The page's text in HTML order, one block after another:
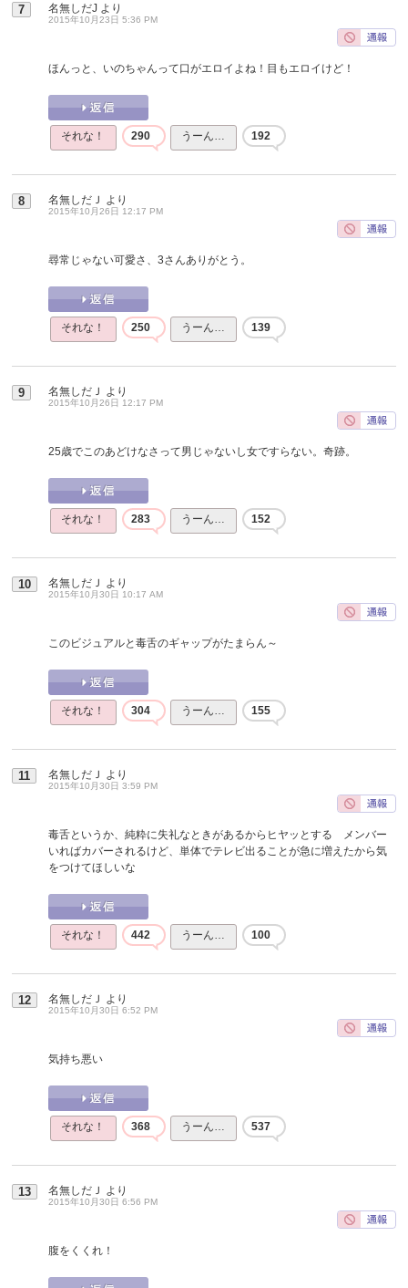
7 名無しだJ より
2015年10月23日 5:36 PM
ほんっと、いのちゃんって口がエロイよね！目もエロイけど！
それな！ 290 うーん… 192
8 名無しだＪ より
2015年10月26日 12:17 PM
尋常じゃない可愛さ、3さんありがとう。
それな！ 250 うーん… 139
9 名無しだＪ より
2015年10月26日 12:17 PM
25歳でこのあどけなさって男じゃないし女ですらない。奇跡。
それな！ 283 うーん… 152
10 名無しだＪ より
2015年10月30日 10:17 AM
このビジュアルと毒舌のギャップがたまらん～
それな！ 304 うーん… 155
11 名無しだＪ より
2015年10月30日 3:59 PM
毒舌というか、純粋に失礼なときがあるからヒヤッとする メンバー
いればカバーされるけど、単体でテレビ出ることが急に増えたから気
をつけてほしいな
それな！ 442 うーん… 100
12 名無しだＪ より
2015年10月30日 6:52 PM
気持ち悪い
それな！ 368 うーん… 537
13 名無しだＪ より
2015年10月30日 6:56 PM
腹をくくれ！